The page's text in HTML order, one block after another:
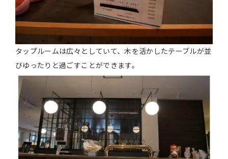
タップルームは広々としていて、木を活かしたテーブルが並
びゆったりと過ごすことができます。